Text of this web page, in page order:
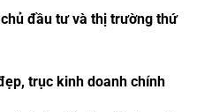
đầu tư và thị trường thứ
trục kinh doanh chính